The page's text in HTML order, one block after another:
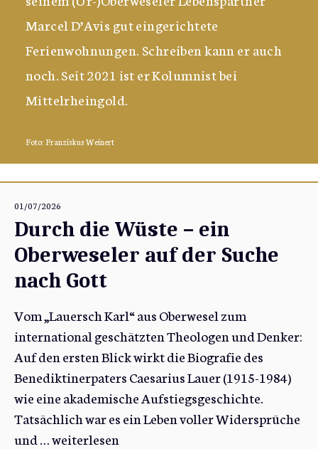
Marcel D’Avis gut eingerichtete
Ferienwohnungen. Schreiben kann er auch
noch. Seit 2021 ist er Kolumnist bei
Mittelrheingold.
Foto: Franziskus Weinert
01/07/2026
Durch die Wüste – ein
Oberweseler auf der Suche
nach Gott
Vom „Lauersch Karl“ aus Oberwesel zum
international geschätzten Theologen und Denker:
Auf den ersten Blick wirkt die Biografie des
Benediktinerpaters Caesarius Lauer (1915-1984)
wie eine akademische Aufstiegsgeschichte.
Tatsächlich war es ein Leben voller Widersprüche
und …weiterlesen